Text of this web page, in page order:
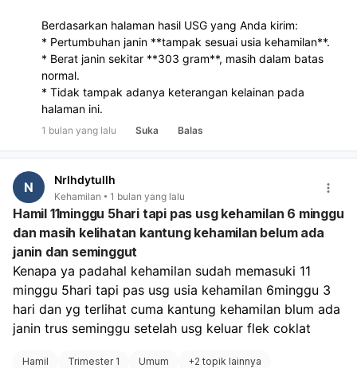
Berdasarkan halaman hasil USG yang Anda kirim:
* Pertumbuhan janin **tampak sesuai usia kehamilan**.
* Berat janin sekitar **303 gram**, masih dalam batas
normal.
* Tidak tampak adanya keterangan kelainan pada
halaman ini.
1 bulan yang lalu Suka Balas
N Nrlhdytullh
Kehamilan 1 bulan yang lalu
Hamil 11minggu 5hari tapi pas usg kehamilan 6 minggu
dan masih kelihatan kantung kehamilan belum ada
janin dan seminggut
Kenapa ya padahal kehamilan sudah memasuki 11
minggu 5hari tapi pas usg usia kehamilan 6minggu 3
hari dan yg terlihat cuma kantung kehamilan blum ada
janin trus seminggu setelah usg keluar flek coklat
Hamil Trimester 1 Umum +2 topik lainnya